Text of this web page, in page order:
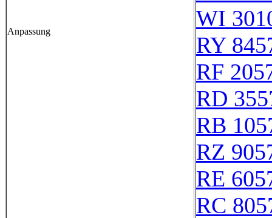
Anpassung
WI
RY
RF
RD
RB
RZ
RE
RC